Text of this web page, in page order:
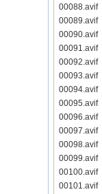
00088.avif
00089.avif
00090.avif
00091.avif
00092.avif
00093.avif
00094.avif
00095.avif
00096.avif
00097.avif
00098.avif
00099.avif
00100.avif
00101.avif